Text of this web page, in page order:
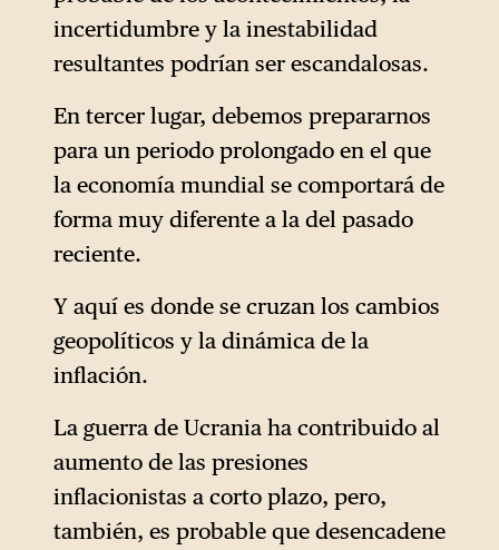
incertidumbre y la inestabilidad
resultantes podrían ser escandalosas.
En tercer lugar, debemos prepararnos
para un periodo prolongado en el que
la economía mundial se comportará de
forma muy diferente a la del pasado
reciente.
Y aquí es donde se cruzan los cambios
geopolíticos y la dinámica de la
inflación.
La guerra de Ucrania ha contribuido al
aumento de las presiones
inflacionistas a corto plazo, pero,
también, es probable que desencadene